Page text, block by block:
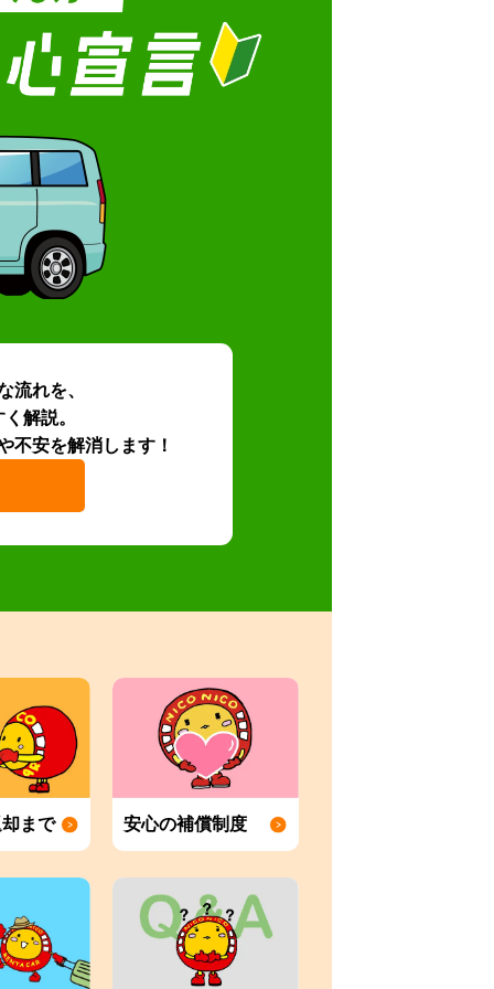
流れを、
解説。
不安を解消します！
まで 安心の補償制度